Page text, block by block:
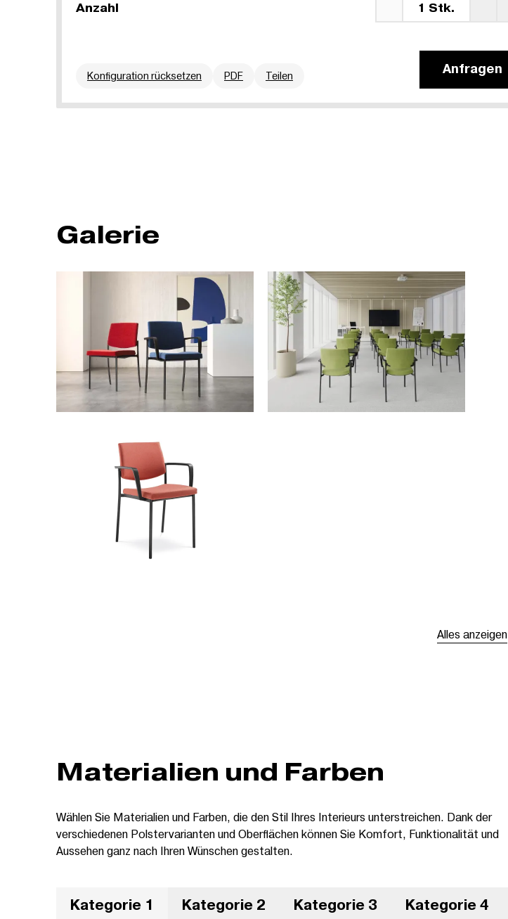
Anzahl 1 Stk.
Konfiguration rücksetzen PDF Teilen Anfragen
Galerie
Alles anzeigen
Materialien und Farben
Wählen Sie Materialien und Farben, die den Stil Ihres Interieurs unterstreichen. Dank der
verschiedenen Polstervarianten und Oberflächen können Sie Komfort, Funktionalität und
Aussehen ganz nach Ihren Wünschen gestalten.
Kategorie 1 Kategorie 2 Kategorie 3 Kategorie 4